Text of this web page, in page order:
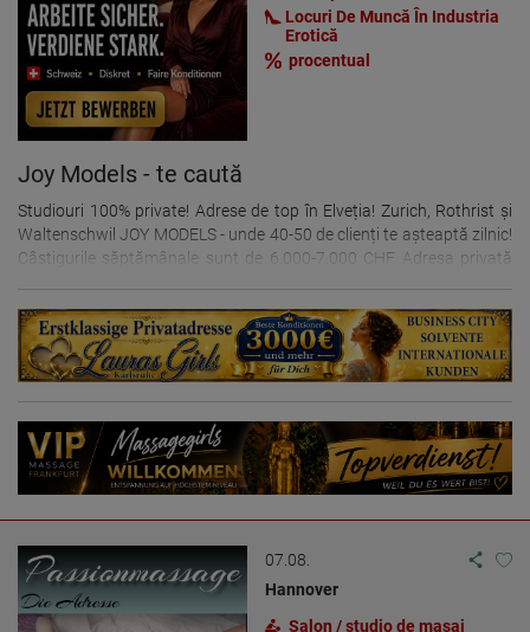
și engleză
Locuri De Muncă În Industria
Erotică
procentual
Joy Models - te caută
Studiouri 100% private! Adrese de top în Elveția! Zurich, Rothrist și
Waltenschwil JOY MODELS - unde 40-50 de clienți te așteaptă zilnic!
Câștigurile săptămânale sunt de 6.000-7.000 CHF Adresa privată
de încredere (18+)! Elegant, curat și exclusivist! Cameră privată în
casă cu discreție maximă. - Cameră spațioasă, frumos mobilată -
Reclamă în ziare și portaluri online - Lenjerie de pat, prosoape și
prosoape de bucătărie incluse - Potențial excelent de câștig, fără
pierderi! - Bucătărie modernă - Cazare gratuită - Te ajutăm cu
transportul și toate documentele de lucru necesare. Lucrăm pe bază
de comision, iar TOATE extra-urile sunt incluse pentru tine! Oferim
programări în Elveția și Germania. Pentru mai multe informații și
pentru a programa o întâlnire, te rugăm să ne suni sau să ne trimiți
un e-mail. +41-76-6725885
07.08.
Hannover
Salon / studio de masaj